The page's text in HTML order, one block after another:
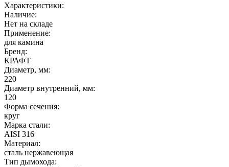
Характеристики:
Наличие:
Нет на складе
Применение:
для камина
Бренд:
КРАФТ
Диаметр, мм:
220
Диаметр внутренний, мм:
120
Форма сечения:
круг
Марка стали:
AISI 316
Материал:
сталь нержавеющая
Тип дымохода: